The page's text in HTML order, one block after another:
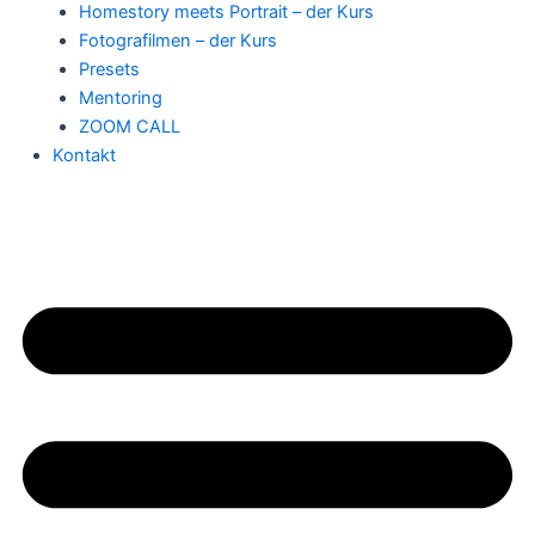
Homestory meets Portrait – der Kurs
Fotografilmen – der Kurs
Presets
Mentoring
ZOOM CALL
Kontakt